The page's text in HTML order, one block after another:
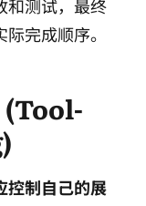
和测试，最终
际完成顺序。
(Tool-
控制自己的展